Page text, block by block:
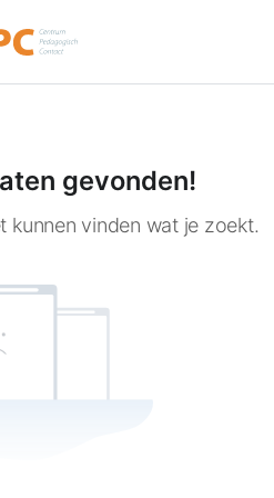
gevonden!
kunnen vinden wat je zoekt.